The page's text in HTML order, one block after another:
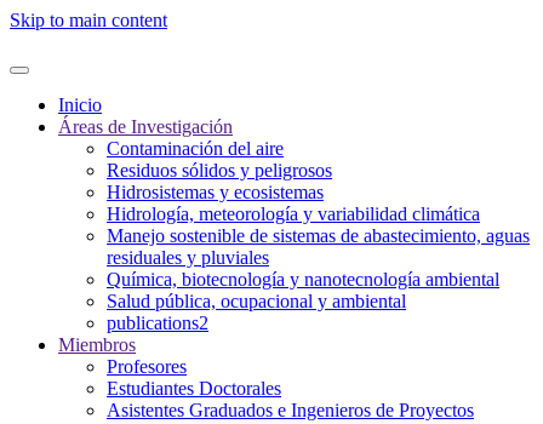
Skip to main content
Inicio
Áreas de Investigación
Contaminación del aire
Residuos sólidos y peligrosos
Hidrosistemas y ecosistemas
Hidrología, meteorología y variabilidad climática
Manejo sostenible de sistemas de abastecimiento, aguas
residuales y pluviales
Química, biotecnología y nanotecnología ambiental
Salud pública, ocupacional y ambiental
publications2
Miembros
Profesores
Estudiantes Doctorales
Asistentes Graduados e Ingenieros de Proyectos